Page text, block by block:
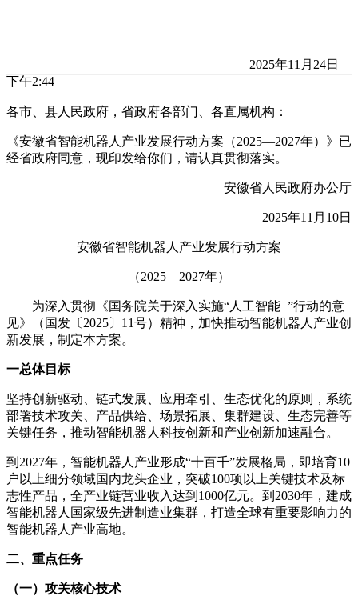
2025年11月24日
下午2:44
各市、县人民政府，省政府各部门、各直属机构：
《安徽省智能机器人产业发展行动方案（2025—2027年）》已
经省政府同意，现印发给你们，请认真贯彻落实。
安徽省人民政府办公厅
2025年11月10日
安徽省智能机器人产业发展行动方案
（2025—2027年）
为深入贯彻《国务院关于深入实施“人工智能+”行动的意
见》（国发〔2025〕11号）精神，加快推动智能机器人产业创
新发展，制定本方案。
一总体目标
坚持创新驱动、链式发展、应用牵引、生态优化的原则，系统
部署技术攻关、产品供给、场景拓展、集群建设、生态完善等
关键任务，推动智能机器人科技创新和产业创新加速融合。
到2027年，智能机器人产业形成“十百千”发展格局，即培育10
户以上细分领域国内龙头企业，突破100项以上关键技术及标
志性产品，全产业链营业收入达到1000亿元。到2030年，建成
智能机器人国家级先进制造业集群，打造全球有重要影响力的
智能机器人产业高地。
二、重点任务
（一）攻关核心技术